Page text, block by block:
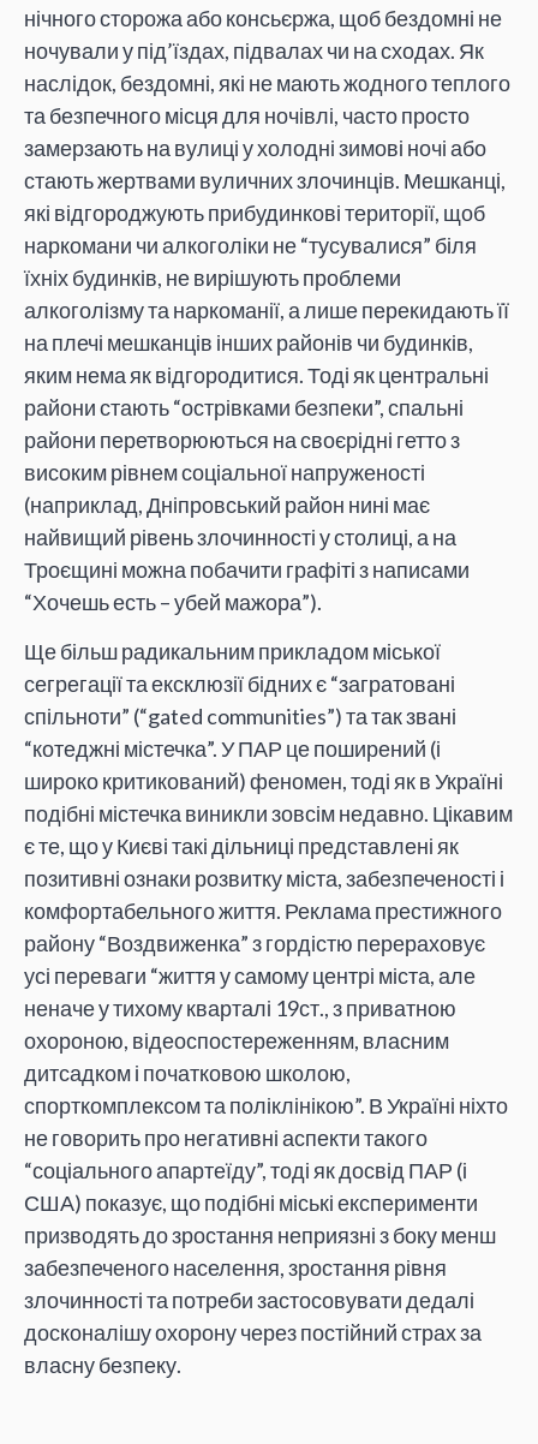
нічного сторожа або консьєржа, щоб бездомні не
ночували у під’їздах, підвалах чи на сходах. Як
наслідок, бездомні, які не мають жодного теплого
та безпечного місця для ночівлі, часто просто
замерзають на вулиці у холодні зимові ночі або
стають жертвами вуличних злочинців. Мешканці,
які відгороджують прибудинкові території, щоб
наркомани чи алкоголіки не “тусувалися” біля
їхніх будинків, не вирішують проблеми
алкоголізму та наркоманії, а лише перекидають її
на плечі мешканців інших районів чи будинків,
яким нема як відгородитися. Тоді як центральні
райони стають “острівками безпеки”, спальні
райони перетворюються на своєрідні гетто з
високим рівнем соціальної напруженості
(наприклад, Дніпровський район нині має
найвищий рівень злочинності у столиці, а на
Троєщині можна побачити графіті з написами
“Хочешь есть – убей мажора”).
Ще більш радикальним прикладом міської
сегрегації та ексклюзії бідних є “загратовані
спільноти” (“gated communities”) та так звані
“котеджні містечка”. У ПАР це поширений (і
широко критикований) феномен, тоді як в Україні
подібні містечка виникли зовсім недавно. Цікавим
є те, що у Києві такі дільниці представлені як
позитивні ознаки розвитку міста, забезпеченості і
комфортабельного життя. Реклама престижного
району “Воздвиженка” з гордістю перераховує
усі переваги “життя у самому центрі міста, але
неначе у тихому кварталі 19ст., з приватною
охороною, відеоспостереженням, власним
дитсадком і початковою школою,
спорткомплексом та поліклінікою”. В Україні ніхто
не говорить про негативні аспекти такого
“соціального апартеїду”, тоді як досвід ПАР (і
США) показує, що подібні міські експерименти
призводять до зростання неприязні з боку менш
забезпеченого населення, зростання рівня
злочинності та потреби застосовувати дедалі
досконалішу охорону через постійний страх за
власну безпеку.